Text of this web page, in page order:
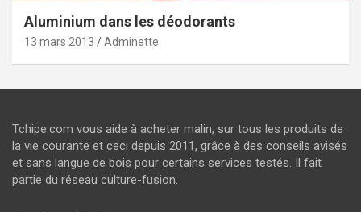
Aluminium dans les déodorants
13 mars 2013 Adminette
Tchipe.com vous aide à acheter malin, sur tous les produits de
la vie courante et ceci depuis 2011, grâce à des conseils avisés
et sans langue de bois pour certains services testés. Il fait
partie du réseau culture-fusion.